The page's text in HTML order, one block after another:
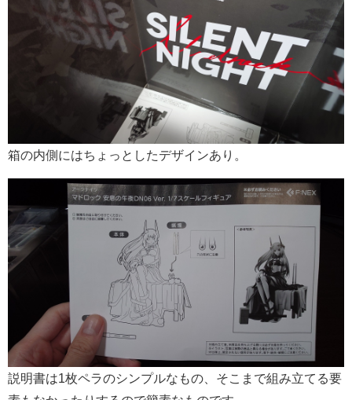
箱の内側にはちょっとしたデザインあり。
説明書は1枚ペラのシンプルなもの、そこまで組み立てる要